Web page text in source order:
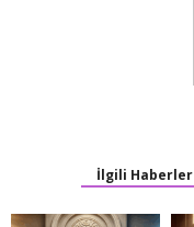
İlgili Haberler